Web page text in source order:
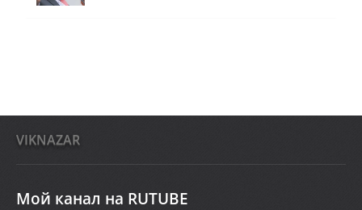
VIKNAZAR
Мой канал на RUTUBE